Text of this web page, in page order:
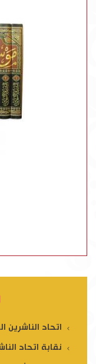
اتحاد الناشرين
نقابة اتحاد